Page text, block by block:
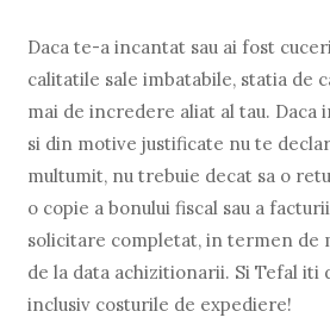
Daca te-a incantat sau ai fost
calitatile sale imbatabile, statia de
mai de incredere aliat al tau. Daca
si din motive justificate nu te
multumit, nu trebuie decat sa o
o copie a bonului fiscal sau a
solicitare completat, in termen de
de la data achizitionarii. Si Tefal iti
inclusiv costurile de expediere!